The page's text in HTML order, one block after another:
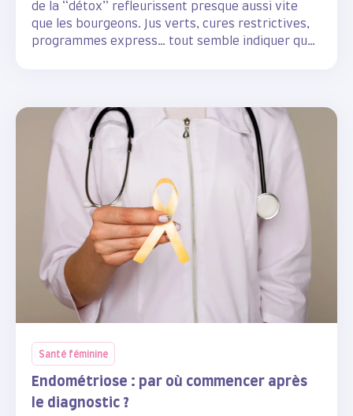
de la “détox” refleurissent presque aussi vite
que les bourgeons. Jus verts, cures restrictives,
programmes express… tout semble indiquer que
Santé féminine
Endométriose : par où commencer après
le diagnostic ?